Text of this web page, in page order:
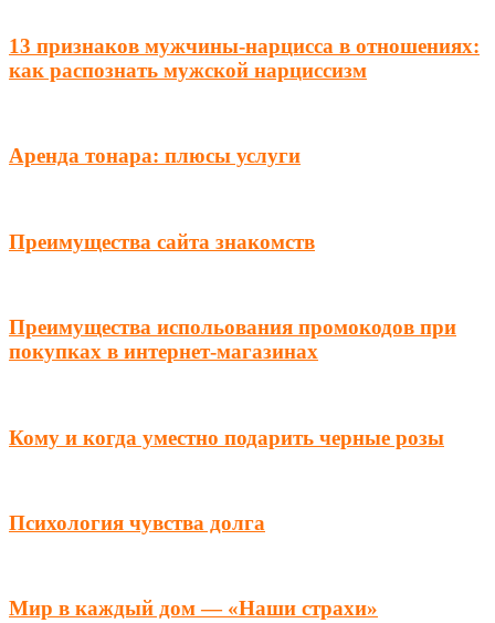
13 признаков мужчины-нарцисса в отношениях:
как распознать мужской нарциссизм
Аренда тонара: плюсы услуги
Преимущества сайта знакомств
Преимущества испольования промокодов при
покупках в интернет-магазинах
Кому и когда уместно подарить черные розы
Психология чувства долга
Мир в каждый дом — «Наши страхи»